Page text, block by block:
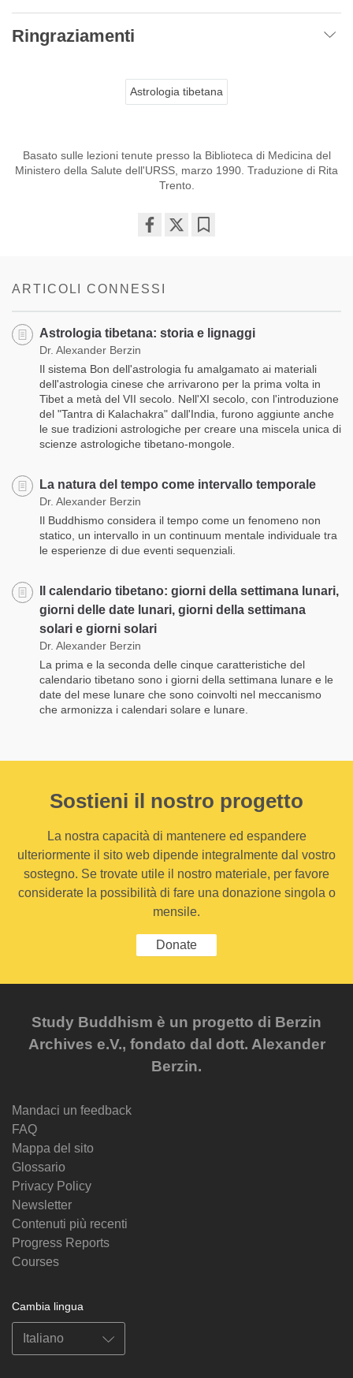
Ringraziamenti
Astrologia tibetana
Basato sulle lezioni tenute presso la Biblioteca di Medicina del
Ministero della Salute dell'URSS, marzo 1990. Traduzione di Rita
Trento.
ARTICOLI CONNESSI
Astrologia tibetana: storia e lignaggi
Dr. Alexander Berzin
Il sistema Bon dell'astrologia fu amalgamato ai materiali
dell'astrologia cinese che arrivarono per la prima volta in
Tibet a metà del VII secolo. Nell'XI secolo, con l'introduzione
del "Tantra di Kalachakra" dall'India, furono aggiunte anche
le sue tradizioni astrologiche per creare una miscela unica di
scienze astrologiche tibetano-mongole.
La natura del tempo come intervallo temporale
Dr. Alexander Berzin
Il Buddhismo considera il tempo come un fenomeno non
statico, un intervallo in un continuum mentale individuale tra
le esperienze di due eventi sequenziali.
Il calendario tibetano: giorni della settimana lunari,
giorni delle date lunari, giorni della settimana
solari e giorni solari
Dr. Alexander Berzin
La prima e la seconda delle cinque caratteristiche del
calendario tibetano sono i giorni della settimana lunare e le
date del mese lunare che sono coinvolti nel meccanismo
che armonizza i calendari solare e lunare.
Sostieni il nostro progetto
La nostra capacità di mantenere ed espandere
ulteriormente il sito web dipende integralmente dal vostro
sostegno. Se trovate utile il nostro materiale, per favore
considerate la possibilità di fare una donazione singola o
mensile.
Donate
Study Buddhism è un progetto di Berzin
Archives e.V., fondato dal dott. Alexander
Berzin.
Mandaci un feedback
FAQ
Mappa del sito
Glossario
Privacy Policy
Newsletter
Contenuti più recenti
Progress Reports
Courses
Cambia lingua